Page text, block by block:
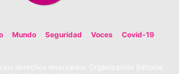
Mundo Seguridad Voces Covid-19